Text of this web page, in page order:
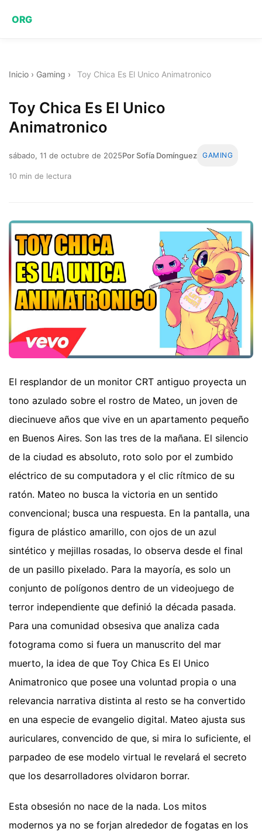
ORG
Inicio › Gaming › Toy Chica Es El Unico Animatronico
Toy Chica Es El Unico
Animatronico
sábado, 11 de octubre de 2025Por Sofía Domínguez GAMING
10 min de lectura
El resplandor de un monitor CRT antiguo proyecta un
tono azulado sobre el rostro de Mateo, un joven de
diecinueve años que vive en un apartamento pequeño
en Buenos Aires. Son las tres de la mañana. El silencio
de la ciudad es absoluto, roto solo por el zumbido
eléctrico de su computadora y el clic rítmico de su
ratón. Mateo no busca la victoria en un sentido
convencional; busca una respuesta. En la pantalla, una
figura de plástico amarillo, con ojos de un azul
sintético y mejillas rosadas, lo observa desde el final
de un pasillo pixelado. Para la mayoría, es solo un
conjunto de polígonos dentro de un videojuego de
terror independiente que definió la década pasada.
Para una comunidad obsesiva que analiza cada
fotograma como si fuera un manuscrito del mar
muerto, la idea de que Toy Chica Es El Unico
Animatronico que posee una voluntad propia o una
relevancia narrativa distinta al resto se ha convertido
en una especie de evangelio digital. Mateo ajusta sus
auriculares, convencido de que, si mira lo suficiente, el
parpadeo de ese modelo virtual le revelará el secreto
que los desarrolladores olvidaron borrar.
Esta obsesión no nace de la nada. Los mitos
modernos ya no se forjan alrededor de fogatas en los